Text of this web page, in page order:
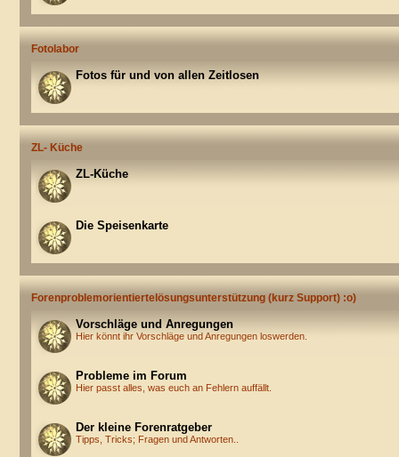
Fotolabor
Fotos für und von allen Zeitlosen
ZL- Küche
ZL-Küche
Die Speisenkarte
Forenproblemorientiertelösungsunterstützung (kurz Support) :o)
Vorschläge und Anregungen
Hier könnt ihr Vorschläge und Anregungen loswerden.
Probleme im Forum
Hier passt alles, was euch an Fehlern auffällt.
Der kleine Forenratgeber
Tipps, Tricks; Fragen und Antworten..